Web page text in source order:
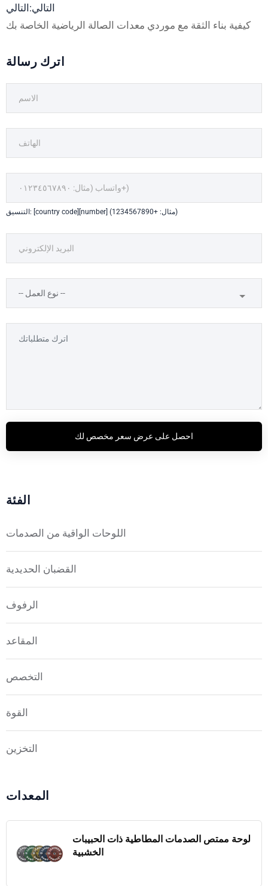
التالي:التالي
كيفية بناء الثقة مع موردي معدات الصالة الرياضية الخاصة بك
اترك رسالة
التنسيق: [country code][number] (مثال: +1234567890)
احصل على عرض سعر مخصص لك
الفئة
اللوحات الواقية من الصدمات
القضبان الحديدية
الرفوف
المقاعد
التخصص
القوة
التخزين
المعدات
لوحة ممتص الصدمات المطاطية ذات الحبيبات
الخشبية